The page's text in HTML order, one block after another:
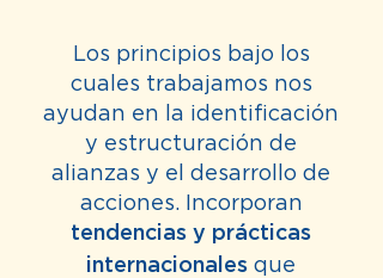
Los principios bajo los
cuales trabajamos nos
ayudan en la identificación
y estructuración de
alianzas y el desarrollo de
acciones. Incorporan
tendencias y prácticas
internacionales que